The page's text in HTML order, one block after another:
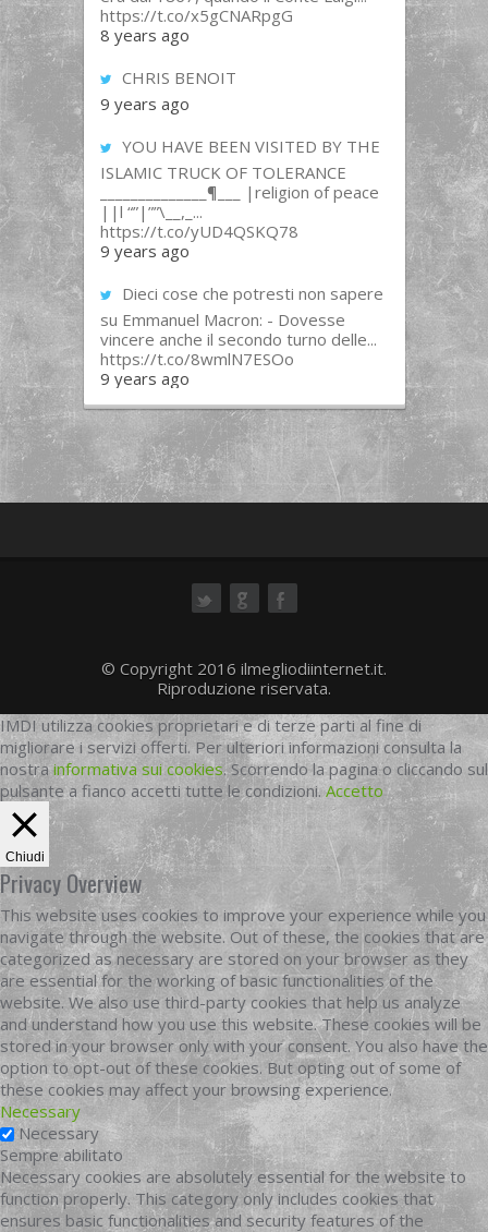
https://t.co/x5gCNARpgG
8 years ago
CHRIS BENOIT
9 years ago
YOU HAVE BEEN VISITED BY THE
ISLAMIC TRUCK OF TOLERANCE
______________¶___ |religion of peace
||l “”|””\__,_...
https://t.co/yUD4QSKQ78
9 years ago
Dieci cose che potresti non sapere
su Emmanuel Macron: - Dovesse
vincere anche il secondo turno delle...
https://t.co/8wmlN7ESOo
9 years ago
© Copyright 2016 ilmegliodiinternet.it.
Riproduzione riservata.
IMDI utilizza cookies proprietari e di terze parti al fine di
migliorare i servizi offerti. Per ulteriori informazioni consulta la
nostrainformativa sui cookies. Scorrendo la pagina o cliccando sul
pulsante a fianco accetti tutte le condizioni.Accetto
Chiudi
Privacy Overview
This website uses cookies to improve your experience while you
navigate through the website. Out of these, the cookies that are
categorized as necessary are stored on your browser as they
are essential for the working of basic functionalities of the
website. We also use third-party cookies that help us analyze
and understand how you use this website. These cookies will be
stored in your browser only with your consent. You also have the
option to opt-out of these cookies. But opting out of some of
these cookies may affect your browsing experience.
Necessary
Necessary
Sempre abilitato
Necessary cookies are absolutely essential for the website to
function properly. This category only includes cookies that
ensures basic functionalities and security features of the